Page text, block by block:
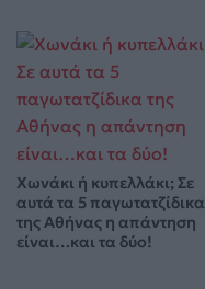
Χωνάκι ή κυπελλάκι; Σε
αυτά τα 5 παγωτατζίδικα
της Αθήνας η απάντηση
είναι…και τα δύο!